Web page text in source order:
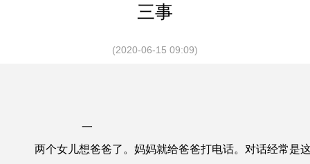
三事
(2020-06-15 09:09)
一
两个女儿想爸爸了。妈妈就给爸爸打电话。对话经常是